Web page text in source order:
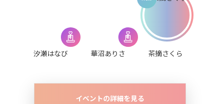
汐瀬はなび 華沼ありさ 茶摘さくら
イベントの詳細を見る